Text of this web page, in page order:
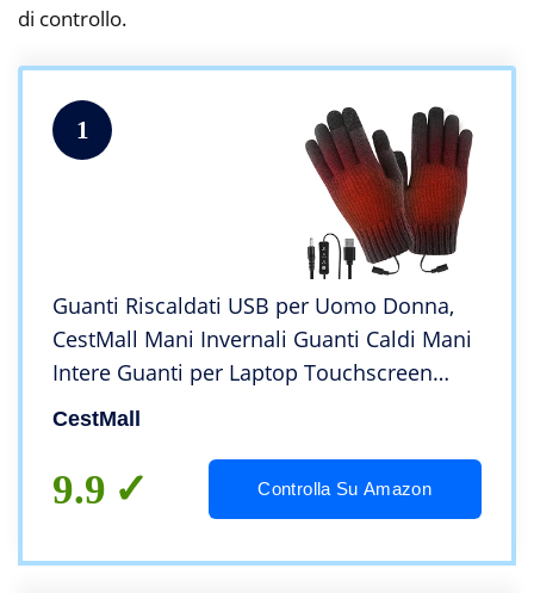
di controllo.
1
Guanti Riscaldati USB per Uomo Donna,
CestMall Mani Invernali Guanti Caldi Mani
Intere Guanti per Laptop Touchscreen
Guanti Riscaldanti per Lavoro a Maglia,
CestMall
9.9 Controlla Su Amazon